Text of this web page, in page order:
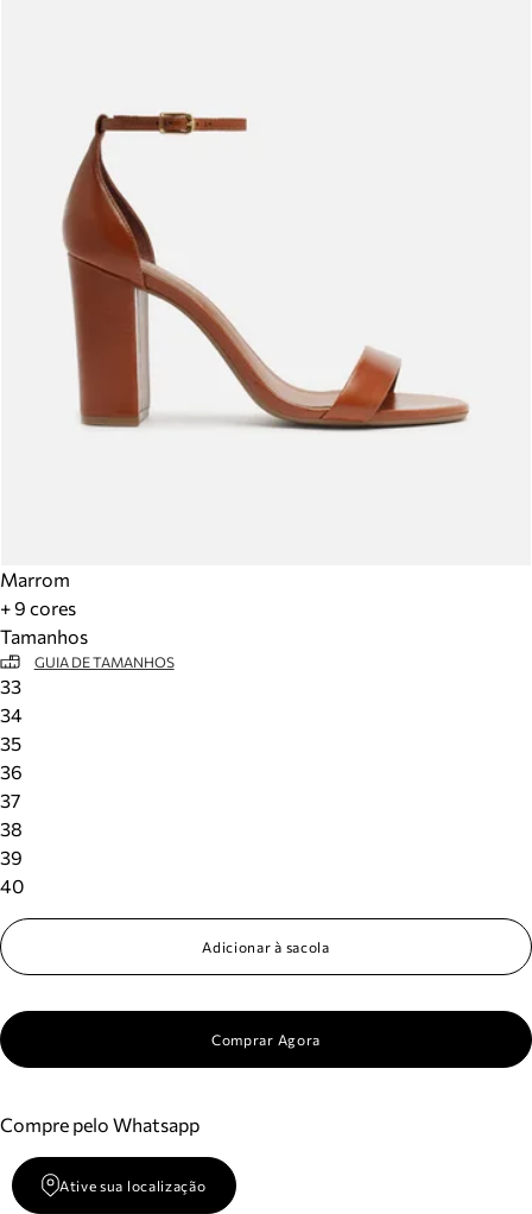
Marrom
+ 9 cores
Tamanhos
GUIA DE TAMANHOS
33
34
35
36
37
38
39
40
Adicionar à sacola
Comprar Agora
Compre pelo Whatsapp
Ative sua localização